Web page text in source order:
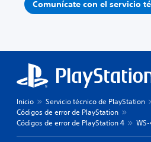
Comunícate con el servicio
Inicio
Servicio técnico de PlayStation
Códigos de error de PlayStation
Códigos de error de PlayStation 4